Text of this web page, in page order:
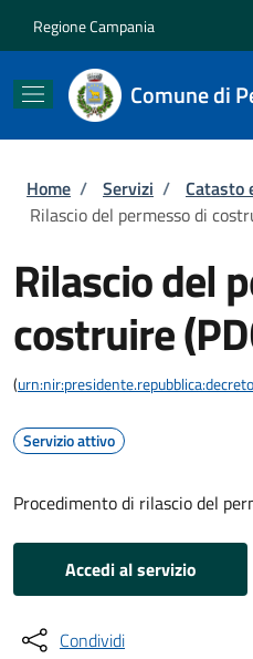
Regione Campania
Comune di
Briciole di
Home / Servizi / Catasto
Rilascio del permesso di
Rilascio del
costruire
(
Servizio attivo
Procedimento di rilascio del
Accedi al servizio
Condividi